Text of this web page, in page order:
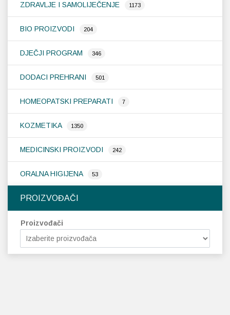
ZDRAVLJE I SAMOLIJEČENJE 1173
BIO PROIZVODI 204
DJEČJI PROGRAM 346
DODACI PREHRANI 501
HOMEOPATSKI PREPARATI 7
KOZMETIKA 1350
MEDICINSKI PROIZVODI 242
ORALNA HIGIJENA 53
PROIZVOĐAČI
Proizvođači